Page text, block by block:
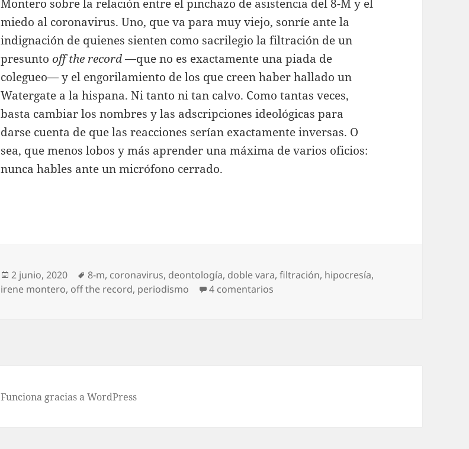
Montero sobre la relación entre el pinchazo de asistencia del 8-M y el
miedo al coronavirus. Uno, que va para muy viejo, sonríe ante la
indignación de quienes sienten como sacrilegio la filtración de un
presuntooff the record—que no es exactamente una piada de
colegueo— y el engorilamiento de los que creen haber hallado un
Watergate a la hispana. Ni tanto ni tan calvo. Como tantas veces,
basta cambiar los nombres y las adscripciones ideológicas para
darse cuenta de que las reacciones serían exactamente inversas. O
sea, que menos lobos y más aprender una máxima de varios oficios:
nunca hables ante un micrófono cerrado.
Publicado
el
2 junio, 2020 Etiquetas
8-m, coronavirus, deontología, doble vara,filtración, hipocresía,
irene montero, off the record, periodismo 4 comentarios
Funciona gracias a WordPress